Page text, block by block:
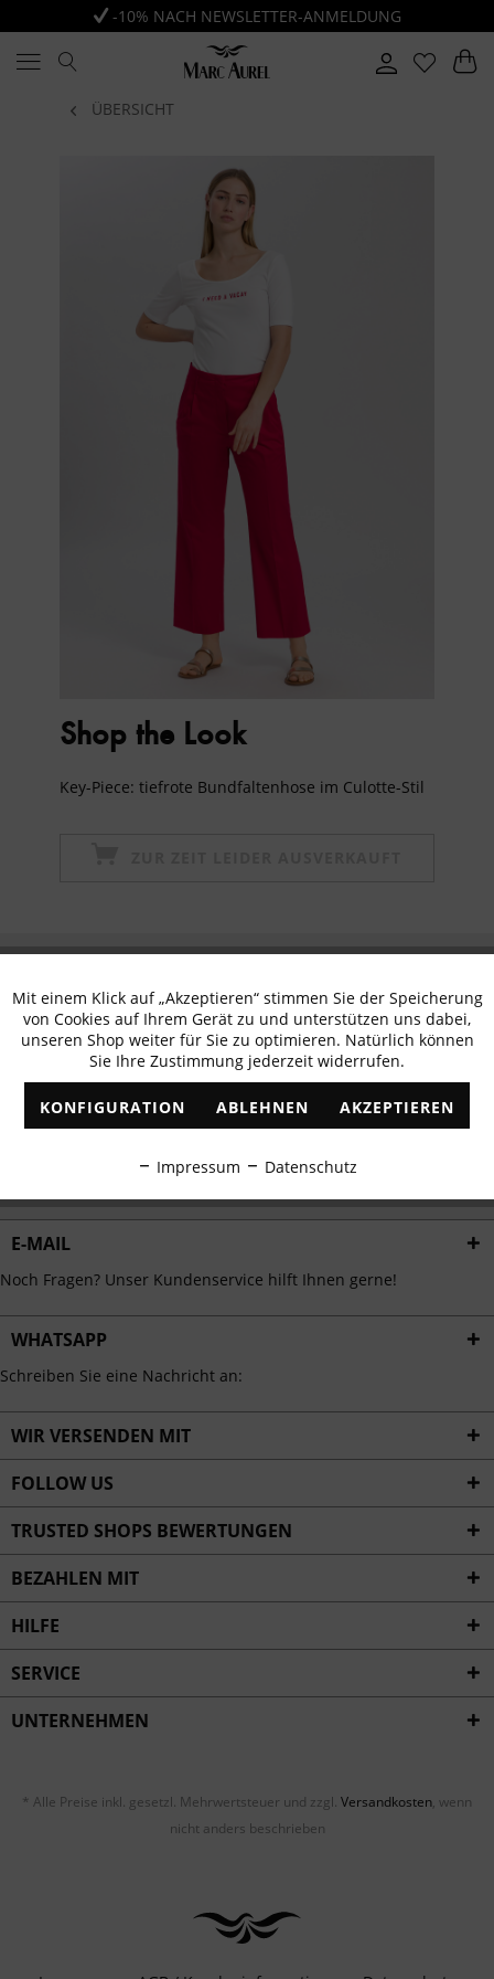
-10% NACH NEWSLETTER-ANMELDUNG
ÜBERSICHT
Shop the Look
Key-Piece: tiefrote Bundfaltenhose im Culotte-Stil
erhalten
✓ Exklusive Angebote ✓ Die aktuellsten Trends
E-MAIL
Noch Fragen? Unser Kundenservice hilft Ihnen gerne!
WHATSAPP
Schreiben Sie eine Nachricht an:
WIR VERSENDEN MIT
FOLLOW US
TRUSTED SHOPS BEWERTUNGEN
BEZAHLEN MIT
HILFE
SERVICE
UNTERNEHMEN
* Alle Preise inkl. gesetzl. Mehrwertsteuer und zzgl. Versandkosten, wenn
nicht anders beschrieben
Funktionale Aktiv
Marketing Inaktiv
Tracking Inaktiv
Personalisierung Inaktiv
Service
Mit einem Klick auf „Akzeptieren“ stimmen Sie der Speicherung
von Cookies auf Ihrem Gerät zu und unterstützen uns dabei,
unseren Shop weiter für Sie zu optimieren. Natürlich können
Sie Ihre Zustimmung jederzeit widerrufen.
KONFIGURATION ABLEHNEN AKZEPTIEREN
Impressum Datenschutz